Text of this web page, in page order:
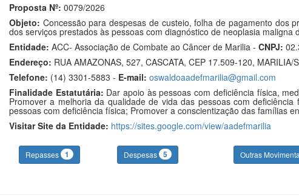
Proposta Nº: 0079/2026
Objeto: Concessão para despesas de custeio, folha de pagamento dos
dos serviços prestados às pessoas com diagnóstico de neoplasia
Entidade: ACC- Associação de Combate ao Câncer de Marilia - CNPJ:
Endereço: RUA AMAZONAS, 527, CASCATA, CEP 17.509-120, MARILIA/
Telefone: (14) 3301-5883 - E-mail: oswaldoaadefmarilia@gmail.com
Finalidade Estatutária: Dar apoio às pessoas com deficiência física,
Promover a melhoria da qualidade de vida das pessoas com
pessoas com deficiência física; Promover a conscientização das famílias
Visitar Site da Entidade: https://sites.google.com/view/aadefmarilia
Repasses 1 Despesas 5 Outras